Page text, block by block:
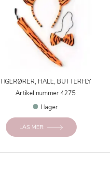
TIGERØRER, HALE, BUTTERFLY
Artikel nummer 4275
I lager
LÄS MER